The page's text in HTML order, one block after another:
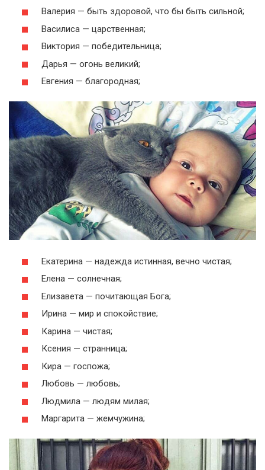
Валерия — быть здоровой, что бы быть сильной;
Василиса — царственная;
Виктория — победительница;
Дарья — огонь великий;
Евгения — благородная;
Екатерина — надежда истинная, вечно чистая;
Елена — солнечная;
Елизавета — почитающая Бога;
Ирина — мир и спокойствие;
Карина — чистая;
Ксения — странница;
Кира — госпожа;
Любовь — любовь;
Людмила — людям милая;
Маргарита — жемчужина;